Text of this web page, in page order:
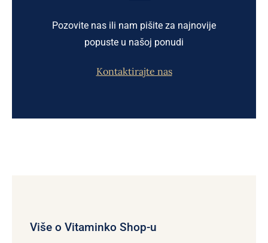
Pozovite nas ili nam pišite za najnovije
popuste u našoj ponudi
Kontaktirajte nas
Više o Vitaminko Shop-u